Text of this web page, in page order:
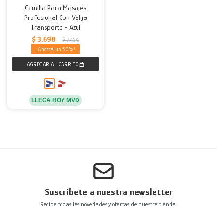
Camilla Para Masajes
Profesional Con Valija
Transporte - Azul
$ 3.698 $ 7.450
50
LLEGA HOY MVD
Suscríbete a nuestra newsletter
Recibe todas las novedades y ofertas de nuestra tienda.
Mesas
Calefactores
Acolchados y Frazadas
Fundas
Decoración
Accesorios para el hogar
Herramientas
Accesorios
Muebles Infantiles